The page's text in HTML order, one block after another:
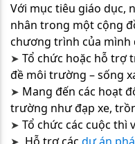
Với mục tiêu giáo dục,
nhân trong một cộng
chương trình của
➤​​​​​​​ Tổ chức hoặc hỗ trợ
đề môi trường – sống
➤​​​​​​​ Mang đến các hoạt
trường như đạp xe,
➤​​​​​​​ Tổ chức các cuộc thì